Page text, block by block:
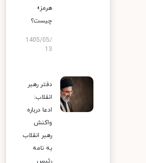
هرمز»
چیست؟
1405/05/
13
دفتر رهبر
انقلاب:
ادعا درباره
واکنش
رهبر انقلاب
به نامه
رئیس